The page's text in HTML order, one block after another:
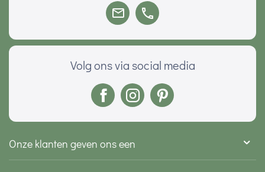
Volg ons via social media
Onze klanten geven ons een